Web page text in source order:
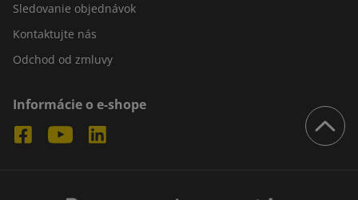
Sledovanie objednávok
Kontaktujte nás
Odchod od zmluvy
Informácie o e-shope